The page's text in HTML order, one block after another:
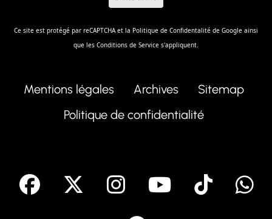
Ce site est protégé par reCAPTCHA et la Politique de Confidentalité de Google ainsi
que les Conditions de Service s'appliquent.
Mentions légales Archives
Sitemap
Politique de confidentialité
facebook Instagram
Youtube
Tik